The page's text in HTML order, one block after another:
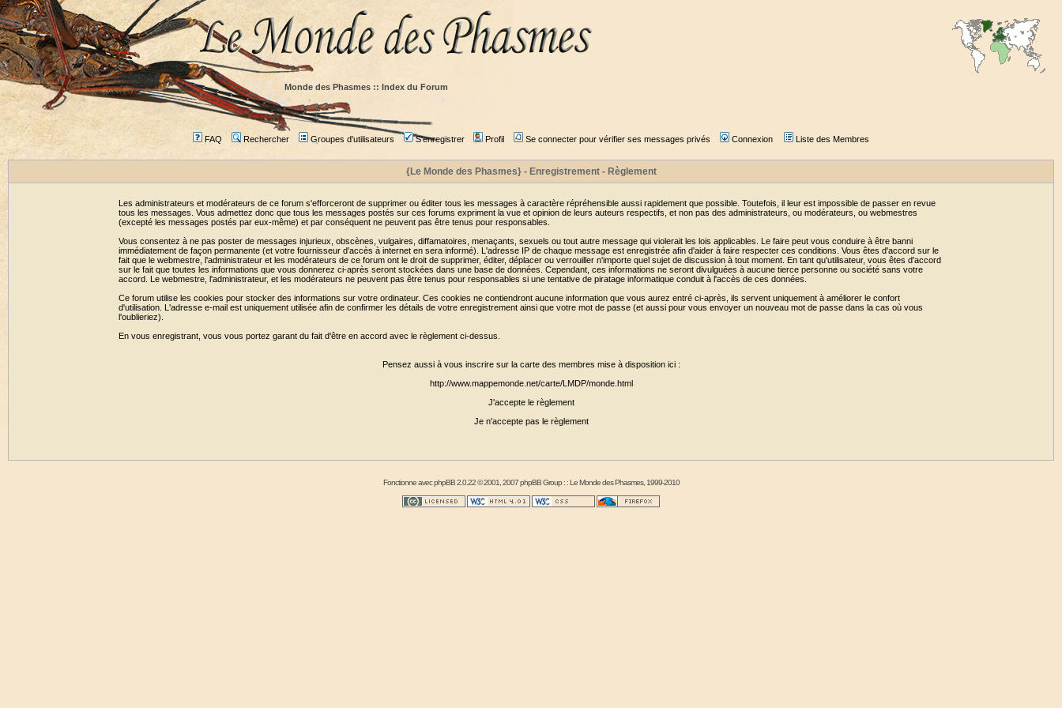
Monde des Phasmes :: Index du Forum
FAQ Rechercher Groupes d'utilisateurs S'enregistrer Profil Se connecter pour vérifier ses messages privés Connexion Liste des Membres
{Le Monde des Phasmes} - Enregistrement - Règlement
Les administrateurs et modérateurs de ce forum s'efforceront de supprimer ou éditer tous les messages à caractère répréhensible aussi rapidement que possible. Toutefois, il leur est impossible de passer en revue
tous les messages. Vous admettez donc que tous les messages postés sur ces forums expriment la vue et opinion de leurs auteurs respectifs, et non pas des administrateurs, ou modérateurs, ou webmestres
(excepté les messages postés par eux-même) et par conséquent ne peuvent pas être tenus pour responsables.
Vous consentez à ne pas poster de messages injurieux, obscènes, vulgaires, diffamatoires, menaçants, sexuels ou tout autre message qui violerait les lois applicables. Le faire peut vous conduire à être banni
immédiatement de façon permanente (et votre fournisseur d'accès à internet en sera informé). L'adresse IP de chaque message est enregistrée afin d'aider à faire respecter ces conditions. Vous êtes d'accord sur le
fait que le webmestre, l'administrateur et les modérateurs de ce forum ont le droit de supprimer, éditer, déplacer ou verrouiller n'importe quel sujet de discussion à tout moment. En tant qu'utilisateur, vous êtes d'accord
sur le fait que toutes les informations que vous donnerez ci-après seront stockées dans une base de données. Cependant, ces informations ne seront divulguées à aucune tierce personne ou société sans votre
accord. Le webmestre, l'administrateur, et les modérateurs ne peuvent pas être tenus pour responsables si une tentative de piratage informatique conduit à l'accès de ces données.
Ce forum utilise les cookies pour stocker des informations sur votre ordinateur. Ces cookies ne contiendront aucune information que vous aurez entré ci-après, ils servent uniquement à améliorer le confort
d'utilisation. L'adresse e-mail est uniquement utilisée afin de confirmer les détails de votre enregistrement ainsi que votre mot de passe (et aussi pour vous envoyer un nouveau mot de passe dans la cas où vous
l'oublieriez).
En vous enregistrant, vous vous portez garant du fait d'être en accord avec le règlement ci-dessus.
Pensez aussi à vous inscrire sur la carte des membres mise à disposition ici :
http://www.mappemonde.net/carte/LMDP/monde.html
J'accepte le règlement
Je n'accepte pas le règlement
Fonctionne avecphpBB2.0.22 © 2001, 2007 phpBB Group : :Le Monde des Phasmes, 1999-2010